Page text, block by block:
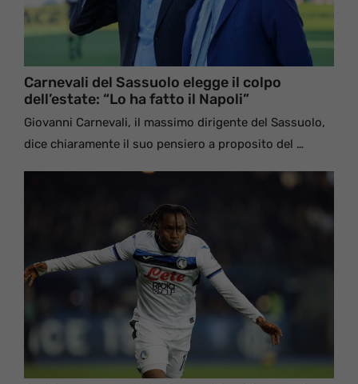
Carnevali del Sassuolo elegge il colpo
dell’estate: “Lo ha fatto il Napoli”
Giovanni Carnevali, il massimo dirigente del Sassuolo,
dice chiaramente il suo pensiero a proposito del …